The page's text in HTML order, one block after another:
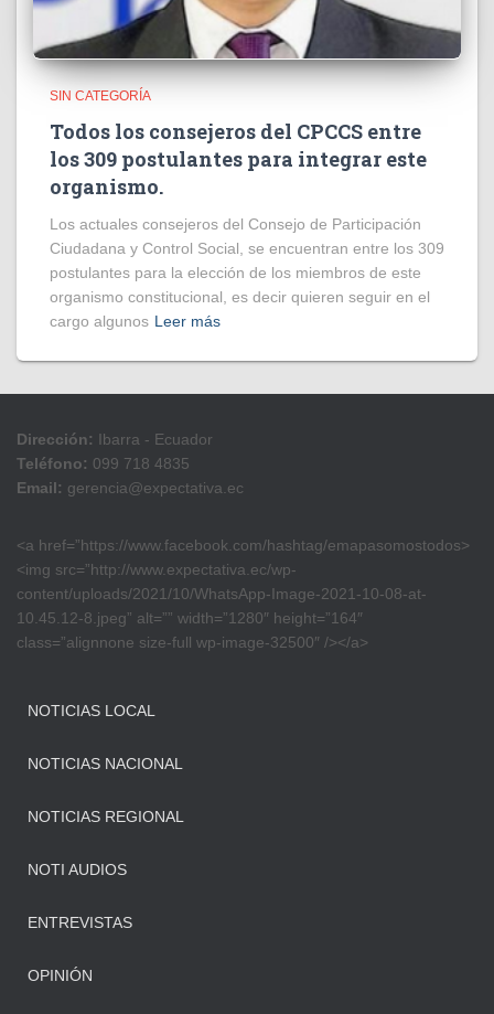
SIN CATEGORÍA
Todos los consejeros del CPCCS entre
los 309 postulantes para integrar este
organismo.
Los actuales consejeros del Consejo de Participación
Ciudadana y Control Social, se encuentran entre los 309
postulantes para la elección de los miembros de este
organismo constitucional, es decir quieren seguir en el
cargo algunos Leer más
Dirección: Ibarra - Ecuador
Teléfono: 099 718 4835
Email: gerencia@expectativa.ec
<a href=”https://www.facebook.com/hashtag/emapasomostodos>
<img src=”http://www.expectativa.ec/wp-
content/uploads/2021/10/WhatsApp-Image-2021-10-08-at-
10.45.12-8.jpeg” alt=”” width=”1280″ height=”164″
class=”alignnone size-full wp-image-32500″ /></a>
NOTICIAS LOCAL
NOTICIAS NACIONAL
NOTICIAS REGIONAL
NOTI AUDIOS
ENTREVISTAS
OPINIÓN